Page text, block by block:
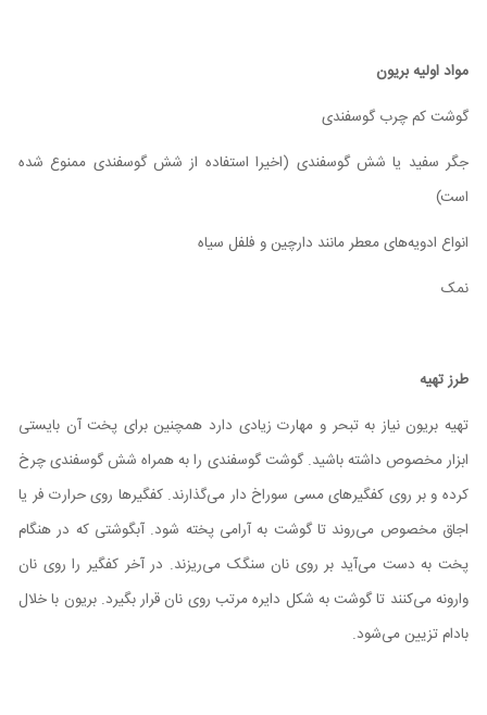
مواد اولیه بریون
گوشت کم چرب گوسفندی
جگر سفید یا شش گوسفندی (اخیرا استفاده از شش گوسفندی ممنوع شده
است)
انواع ادویه‌های معطر مانند دارچین و فلفل سیاه
نمک
طرز تهیه
تهیه بریون نیاز به تبحر و مهارت زیادی دارد همچنین برای پخت آن بایستی
ابزار مخصوص داشته باشید. گوشت گوسفندی را به همراه شش گوسفندی چرخ
کرده و بر روی کفگیر‌های مسی سوراخ دار می‌گذارند. کفگیر‌ها روی حرارت فر یا
اجاق مخصوص می‌روند تا گوشت به آرامی پخته شود. آبگوشتی که در هنگام
پخت به دست می‌آید بر روی نان سنگک می‌ریزند. در آخر کفگیر را روی نان
وارونه می‌کنند تا گوشت به شکل دایره مرتب روی نان قرار بگیرد. بریون با خلال
بادام تزیین می‌شود.